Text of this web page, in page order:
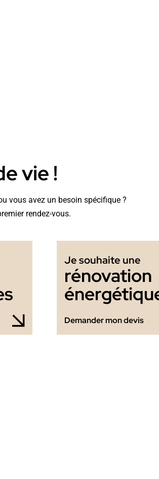
vie !
vous avez un besoin spécifique ?
rendez-vous.
Je souhaite une
rénovation
Demander mon devis